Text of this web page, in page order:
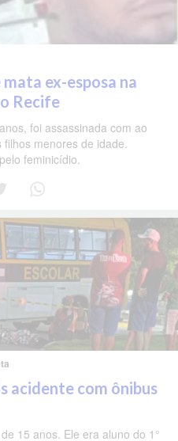
ex-esposa na
Recife
foi assassinada com ao
menores de idade.
feminicídio.
acidente com ônibus
15 anos. Ele era aluno do 1°